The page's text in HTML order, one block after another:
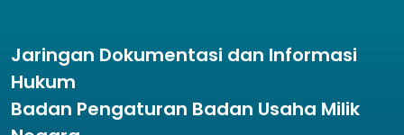
Jaringan Dokumentasi dan Informasi
Hukum
Badan Pengaturan Badan Usaha Milik